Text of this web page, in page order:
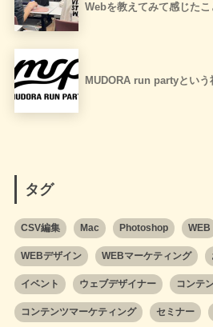
Webを教えてみて感じたこ
MUDORA run partyという
タグ
CSV編集 Mac Photoshop WEB
WEBデザイン WEBマーケティング
イベント ウェブデザイナー コンテ
コンテンツマーケティング セミナー